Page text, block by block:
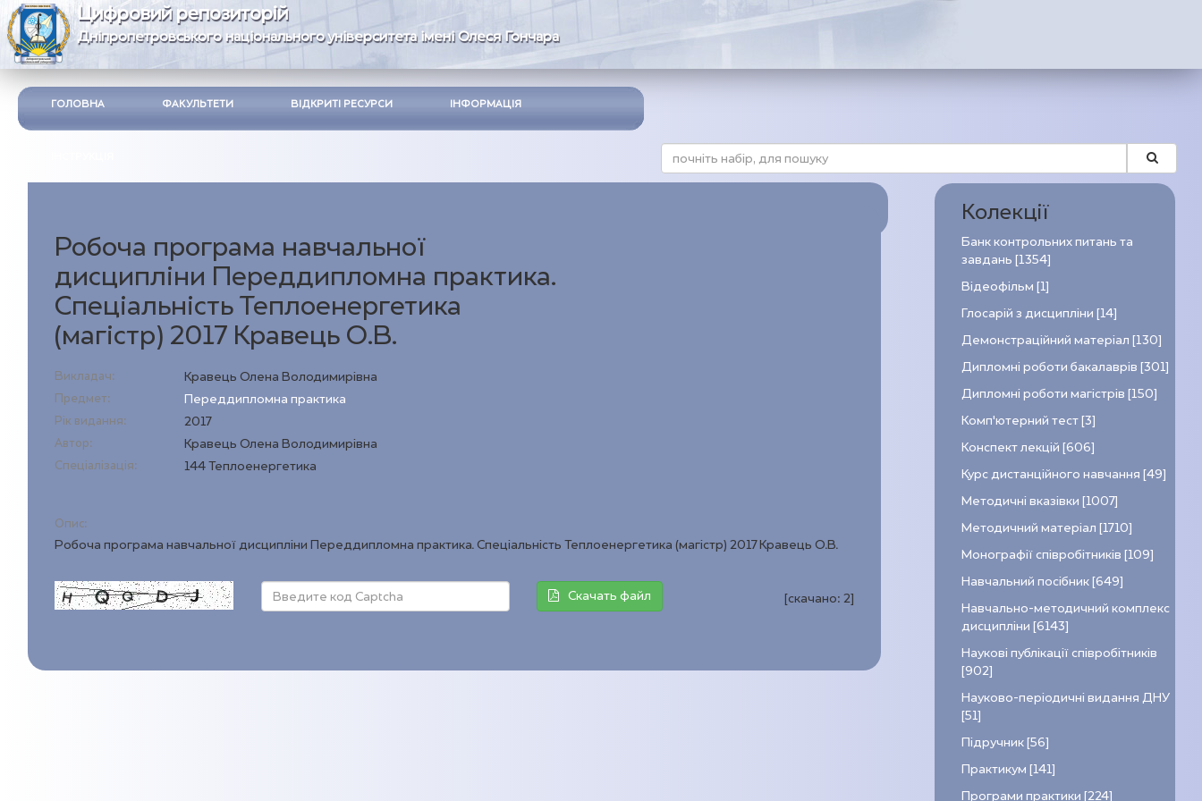
Цифровий репозиторій
Дніпропетровського національного університета імені Олеся Гончара
ГОЛОВНА ФАКУЛЬТЕТИ ВІДКРИТІ РЕСУРСИ ІНФОРМАЦІЯ
Робоча програма навчальної
дисципліни Переддипломна практика.
Спеціальність Теплоенергетика
(магістр) 2017 Кравець О.В.
Викладач: Кравець Олена Володимирівна
Предмет: Переддипломна практика
Рік видання: 2017
Автор: Кравець Олена Володимирівна
Спеціалізація: 144 Теплоенергетика
Опис:
Робоча програма навчальної дисципліни Переддипломна практика. Спеціальність Теплоенергетика (магістр) 2017 Кравець О.В.
Скачать файл [скачано:2]
Колекції
Банк контрольних питань та
завдань [1354]
Відеофільм [1]
Глосарій з дисципліни [14]
Демонстраційний матеріал [130]
Дипломні роботи бакалаврів [301]
Дипломні роботи магістрів [150]
Комп’ютерний тест [3]
Конспект лекцій [606]
Курс дистанційного навчання [49]
Методичні вказівки [1007]
Методичний матеріал [1710]
Монографії співробітників [109]
Навчальний посібник [649]
Навчально-методичний комплекс
дисципліни [6143]
Наукові публікації співробітників
[902]
Науково-періодичні видання ДНУ
[51]
Підручник [56]
Практикум [141]
Програми практики [224]